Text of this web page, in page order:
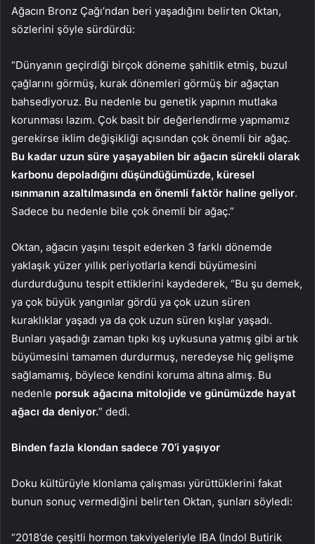
Ağacın Bronz Çağı’ndan beri yaşadığını belirten Oktan,
sözlerini şöyle sürdürdü:
“Dünyanın geçirdiği birçok döneme şahitlik etmiş, buzul
çağlarını görmüş, kurak dönemleri görmüş bir ağaçtan
bahsediyoruz. Bu nedenle bu genetik yapının mutlaka
korunması lazım. Çok basit bir değerlendirme yapmamız
gerekirse iklim değişikliği açısından çok önemli bir ağaç.
Bu kadar uzun süre yaşayabilen bir ağacın sürekli olarak
karbonu depoladığını düşündüğümüzde, küresel
ısınmanın azaltılmasında en önemli faktör haline geliyor.
Sadece bu nedenle bile çok önemli bir ağaç.”
Oktan, ağacın yaşını tespit ederken 3 farklı dönemde
yaklaşık yüzer yıllık periyotlarla kendi büyümesini
durdurduğunu tespit ettiklerini kaydederek, “Bu şu demek,
ya çok büyük yangınlar gördü ya çok uzun süren
kuraklıklar yaşadı ya da çok uzun süren kışlar yaşadı.
Bunları yaşadığı zaman tıpkı kış uykusuna yatmış gibi artık
büyümesini tamamen durdurmuş, neredeyse hiç gelişme
sağlamamış, böylece kendini koruma altına almış. Bu
nedenle porsuk ağacına mitolojide ve günümüzde hayat
ağacı da deniyor.” dedi.
Binden fazla klondan sadece 70’i yaşıyor
Doku kültürüyle klonlama çalışması yürüttüklerini fakat
bunun sonuç vermediğini belirten Oktan, şunları söyledi:
“2018’de çeşitli hormon takviyeleriyle IBA (Indol Butirik